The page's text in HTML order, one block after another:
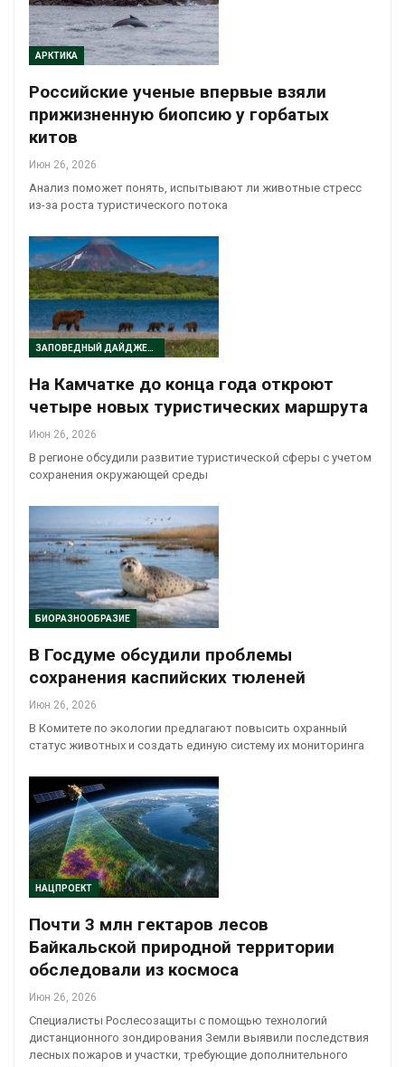
АРКТИКА
Российские ученые впервые взяли
прижизненную биопсию у горбатых
китов
Июн 26, 2026
Анализ поможет понять, испытывают ли животные стресс
из-за роста туристического потока
ЗАПОВЕДНЫЙ ДАЙДЖЕСТ
На Камчатке до конца года откроют
четыре новых туристических маршрута
Июн 26, 2026
В регионе обсудили развитие туристической сферы с учетом
сохранения окружающей среды
БИОРАЗНООБРАЗИЕ
В Госдуме обсудили проблемы
сохранения каспийских тюленей
Июн 26, 2026
В Комитете по экологии предлагают повысить охранный
статус животных и создать единую систему их мониторинга
НАЦПРОЕКТ
Почти 3 млн гектаров лесов
Байкальской природной территории
обследовали из космоса
Июн 26, 2026
Специалисты Рослесозащиты с помощью технологий
дистанционного зондирования Земли выявили последствия
лесных пожаров и участки, требующие дополнительного